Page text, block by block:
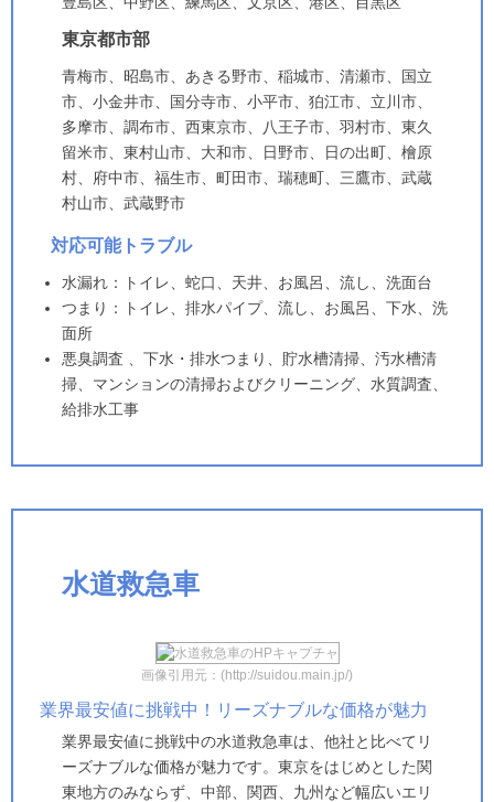
東京都市部
青梅市、昭島市、あきる野市、稲城市、清瀬市、国立
市、小金井市、国分寺市、小平市、狛江市、立川市、
多摩市、調布市、西東京市、八王子市、羽村市、東久
留米市、東村山市、大和市、日野市、日の出町、檜原
村、府中市、福生市、町田市、瑞穂町、三鷹市、武蔵
村山市、武蔵野市
対応可能トラブル
水漏れ：トイレ、蛇口、天井、お風呂、流し、洗面台
つまり：トイレ、排水パイプ、流し、お風呂、下水、洗
面所
悪臭調査 、下水・排水つまり、貯水槽清掃、汚水槽清
掃、マンションの清掃およびクリーニング、水質調査、
給排水工事
水道救急車
画像引用元：(http://suidou.main.jp/)
業界最安値に挑戦中！リーズナブルな価格が魅力
業界最安値に挑戦中の水道救急車は、他社と比べてリ
ーズナブルな価格が魅力です。東京をはじめとした関
東地方のみならず、中部、関西、九州など幅広いエリ